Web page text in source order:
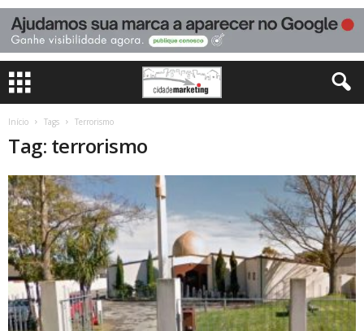
Início Tags Terrorismo
Tag: terrorismo